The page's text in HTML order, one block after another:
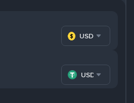
USD
USDT